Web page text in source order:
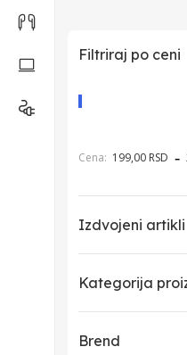
Filtriraj po ceni
Cena: 199,00 RSD -
Izdvojeni artikli
Kategorija
Brend